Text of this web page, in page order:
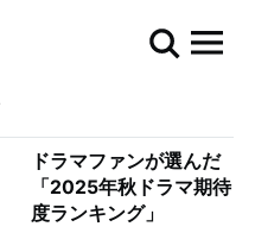
ドラマファンが選んだ
「2025年秋ドラマ期待
度ランキング」